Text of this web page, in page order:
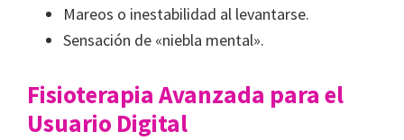
Mareos o inestabilidad al levantarse.
Sensación de «niebla mental».
Fisioterapia Avanzada para el
Usuario Digital